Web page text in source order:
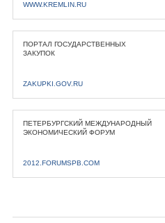
WWW.KREMLIN.RU
ПОРТАЛ ГОСУДАРСТВЕННЫХ
ЗАКУПОК
ZAKUPKI.GOV.RU
ПЕТЕРБУРГСКИЙ МЕЖДУНАРОДНЫЙ
ЭКОНОМИЧЕСКИЙ ФОРУМ
2012.FORUMSPB.COM